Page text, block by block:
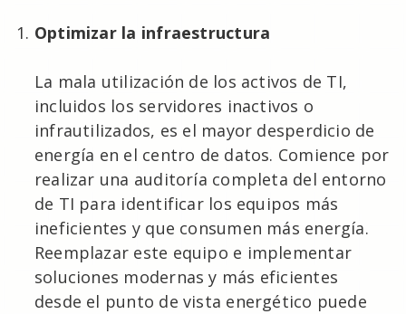
Optimizar la infraestructura
La mala utilización de los activos de TI,
incluidos los servidores inactivos o
infrautilizados, es el mayor desperdicio de
energía en el centro de datos. Comience por
realizar una auditoría completa del entorno
de TI para identificar los equipos más
ineficientes y que consumen más energía.
Reemplazar este equipo e implementar
soluciones modernas y más eficientes
desde el punto de vista energético puede